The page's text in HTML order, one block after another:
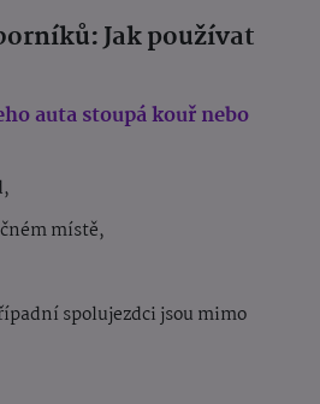
Jak používat
auta stoupá kouř nebo
místě,
spolujezdci jsou mimo